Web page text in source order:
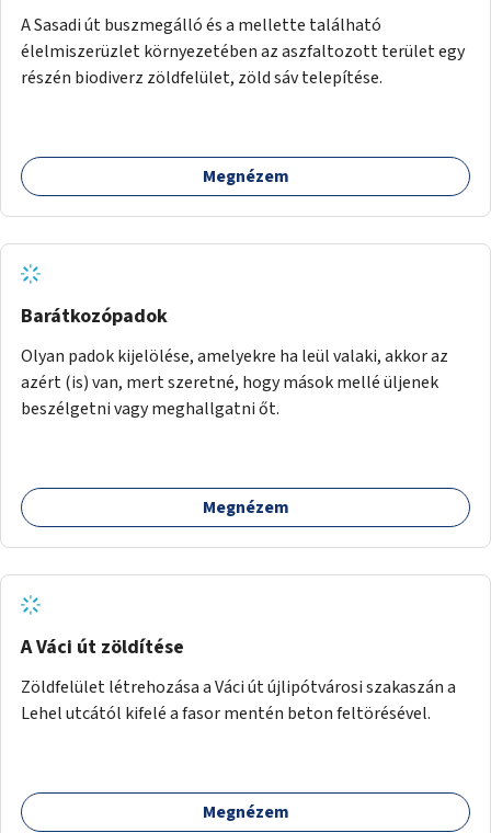
A Sasadi út buszmegálló és a mellette található
élelmiszerüzlet környezetében az aszfaltozott terület egy
részén biodiverz zöldfelület, zöld sáv telepítése.
Megnézem
Barátkozópadok
Olyan padok kijelölése, amelyekre ha leül valaki, akkor az
azért (is) van, mert szeretné, hogy mások mellé üljenek
beszélgetni vagy meghallgatni őt.
Megnézem
A Váci út zöldítése
Zöldfelület létrehozása a Váci út újlipótvárosi szakaszán a
Lehel utcától kifelé a fasor mentén beton feltörésével.
Megnézem